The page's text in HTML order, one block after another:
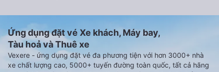
Ứng dụng đặt vé Xe khách, Máy bay,
Tàu hoả và Thuê xe
Vexere - ứng dụng đặt vé đa phương tiện với hơn 3000+ nhà
xe chất lượng cao, 5000+ tuyến đường toàn quốc, tất cả hãng